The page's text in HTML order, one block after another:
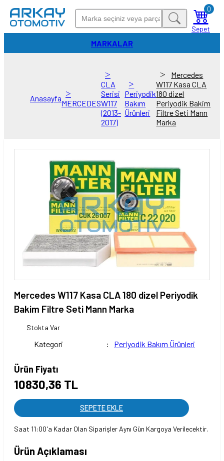
0
Sepet
MARKALAR
Anasayfa
MERCEDES
CLA
Serisi
W117
(2013-
2017)
Periyodik
Bakım
Ürünleri
Mercedes
W117 Kasa CLA
180 dizel
Periyodik Bakim
Filtre Seti Mann
Marka
Mercedes W117 Kasa CLA 180 dizel Periyodik
Bakim Filtre Seti Mann Marka
Stokta Var
Kategori Periyodik Bakım Ürünleri
Ürün Fiyatı
10830,36 TL
SEPETE EKLE
Saat 11:00'a Kadar Olan Siparişler Aynı Gün Kargoya Verilecektir.
Ürün Açıklaması